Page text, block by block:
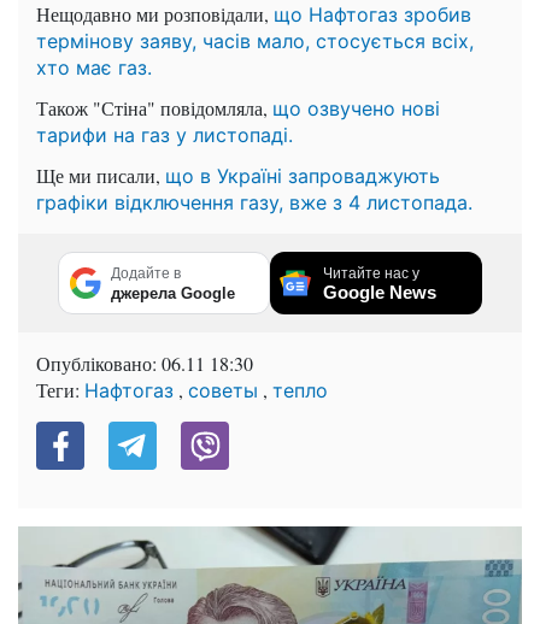
Нещодавно ми розповідали, що Нафтогаз зробив
термінову заяву, часів мало, стосується всіх,
хто має газ.
Також "Стіна" повідомляла, що озвучено нові
тарифи на газ у листопаді.
Ще ми писали, що в Україні запроваджують
графіки відключення газу, вже з 4 листопада.
Додайте в
джерела Google
Читайте нас у
Google News
Опубліковано: 06.11 18:30
Теги: Нафтогаз , советы , тепло